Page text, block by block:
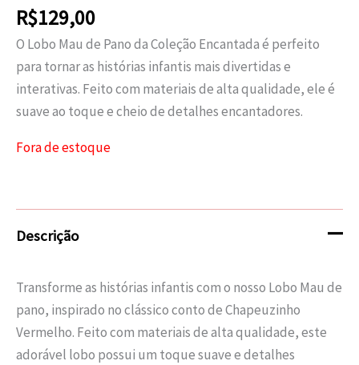
R$129,00
O Lobo Mau de Pano da Coleção Encantada é perfeito
para tornar as histórias infantis mais divertidas e
interativas. Feito com materiais de alta qualidade, ele é
suave ao toque e cheio de detalhes encantadores.
Fora de estoque
Descrição
Transforme as histórias infantis com o nosso Lobo Mau de
pano, inspirado no clássico conto de Chapeuzinho
Vermelho. Feito com materiais de alta qualidade, este
adorável lobo possui um toque suave e detalhes